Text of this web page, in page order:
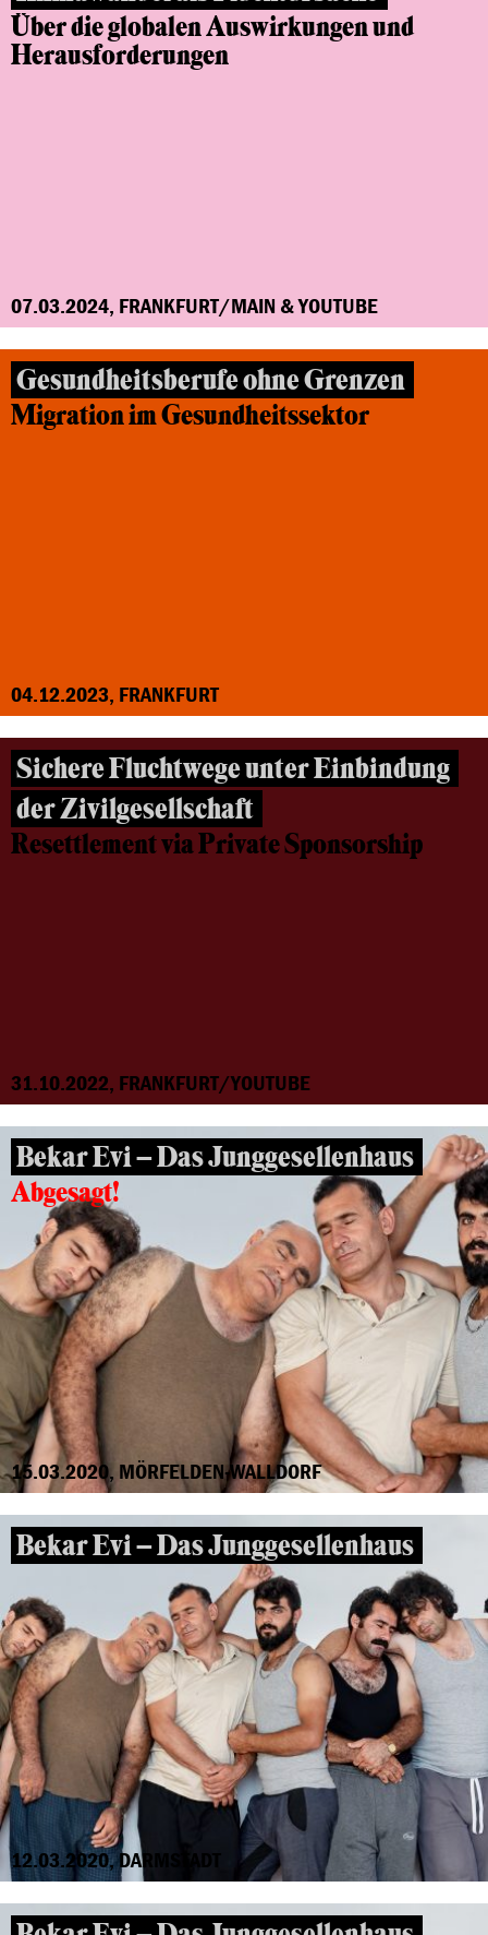
Über die globalen Auswirkungen und
Herausforderungen
07.03.2024, FRANKFURT/MAIN & YOUTUBE
Gesundheitsberufe ohne Grenzen
Migration im Gesundheitssektor
04.12.2023, FRANKFURT
Sichere Fluchtwege unter Einbindung
der Zivilgesellschaft
Resettlement via Private Sponsorship
31.10.2022, FRANKFURT/YOUTUBE
Bekar Evi – Das Junggesellenhaus
Abgesagt!
15.03.2020, MÖRFELDEN-WALLDORF
Bekar Evi – Das Junggesellenhaus
12.03.2020, DARMSTADT